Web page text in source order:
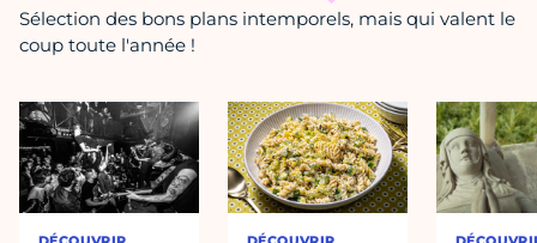
Sélection des bons plans intemporels, mais qui valent le
coup toute l'année !